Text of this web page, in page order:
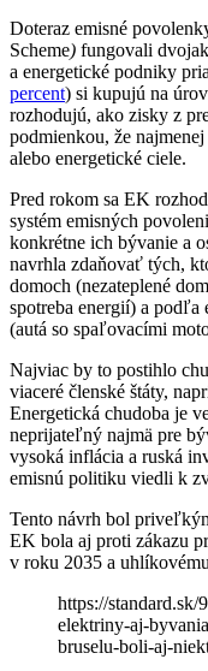
Doteraz emisné
Scheme) fungovali
a energetické podniky
percent) si kupujú na
rozhodujú, ako zisky z
podmienkou, že
alebo energetické ciele.
Pred rokom sa EK
systém emisných
konkrétne ich bývanie a
navrhla zdaňovať tých,
domoch (nezateplené
spotreba energií) a podľa
(autá so spaľovacími
Najviac by to postihlo
viaceré členské štáty,
Energetická chudoba je
neprijateľný najmä pre
vysoká inflácia a ruská
emisnú politiku viedli k
Tento návrh bol
EK bola aj proti zákazu
v roku 2035 a
https://standard.sk/
elektriny-aj-
bruselu-boli-aj-